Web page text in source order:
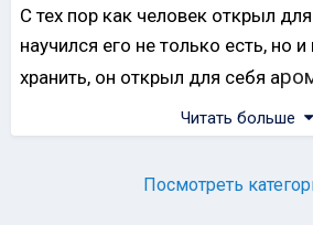
С тех пор как человек открыл
научился его не только есть, но
хранить, он открыл для себя а
вкуснейшего сала.Читать больше
Посмотреть